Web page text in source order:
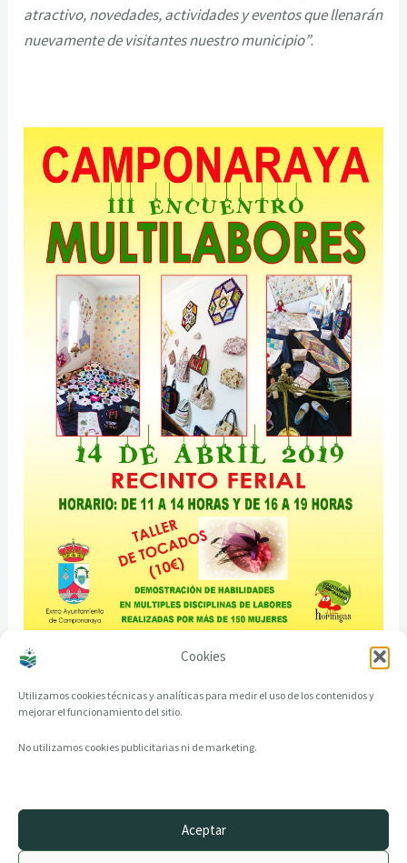
Cookies
Utilizamos cookies técnicas y analíticas para medir el uso de los contenidos y
mejorar el funcionamiento del sitio.
No utilizamos cookies publicitarias ni de marketing.
Aceptar
atractivo, novedades, actividades y eventos que llenarán
nuevamente de visitantes nuestro municipio”.
Cartel del encuentro